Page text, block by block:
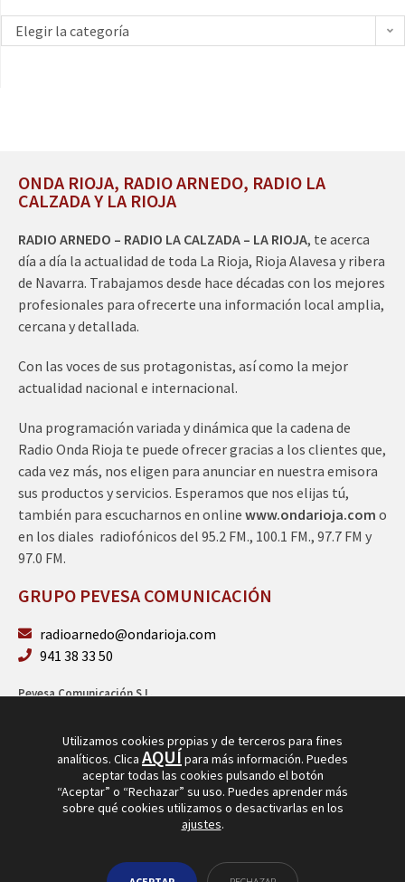
Elegir la categoría
ONDA RIOJA, RADIO ARNEDO, RADIO LA
CALZADA Y LA RIOJA
RADIO ARNEDO – RADIO LA CALZADA – LA RIOJA, te acerca
día a día la actualidad de toda La Rioja, Rioja Alavesa y ribera
de Navarra. Trabajamos desde hace décadas con los mejores
profesionales para ofrecerte una información local amplia,
cercana y detallada.
Con las voces de sus protagonistas, así como la mejor
actualidad nacional e internacional.
Una programación variada y dinámica que la cadena de
Radio Onda Rioja te puede ofrecer gracias a los clientes que,
cada vez más, nos eligen para anunciar en nuestra emisora
sus productos y servicios. Esperamos que nos elijas tú,
también para escucharnos en online www.ondarioja.com o
en los diales radiofónicos del 95.2 FM., 100.1 FM., 97.7 FM y
97.0 FM.
GRUPO PEVESA COMUNICACIÓN
radioarnedo@ondarioja.com
941 38 33 50
Pevesa Comunicación S.L.
Utilizamos cookies propias y de terceros para fines
analíticos. Clica AQUÍpara más información. Puedes
aceptar todas las cookies pulsando el botón
“Aceptar” o “Rechazar” su uso. Puedes aprender más
sobre qué cookies utilizamos o desactivarlas en los
ajustes.